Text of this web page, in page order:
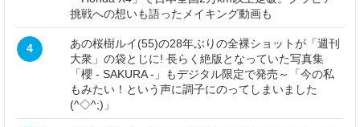
挑戦への想いも語ったメイキング動画も
4
あの桜樹ルイ(55)の28年ぶりの全裸ショットが「週刊
大衆」の袋とじに! 長らく絶版となっていた写真集
「櫻 - SAKURA -」もデジタル限定で発売～「今の私
もみたい！という声に調子にのってしまいました
(^◇^;)」